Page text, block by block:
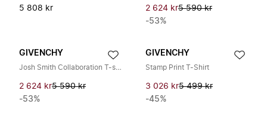
5 808 kr 2 624 kr5 590 kr
-53%
GIVENCHY
Josh Smith Collaboration T-shirt
2 624 kr5 590 kr
-53%
GIVENCHY
Stamp Print T-Shirt
3 026 kr5 499 kr
-45%